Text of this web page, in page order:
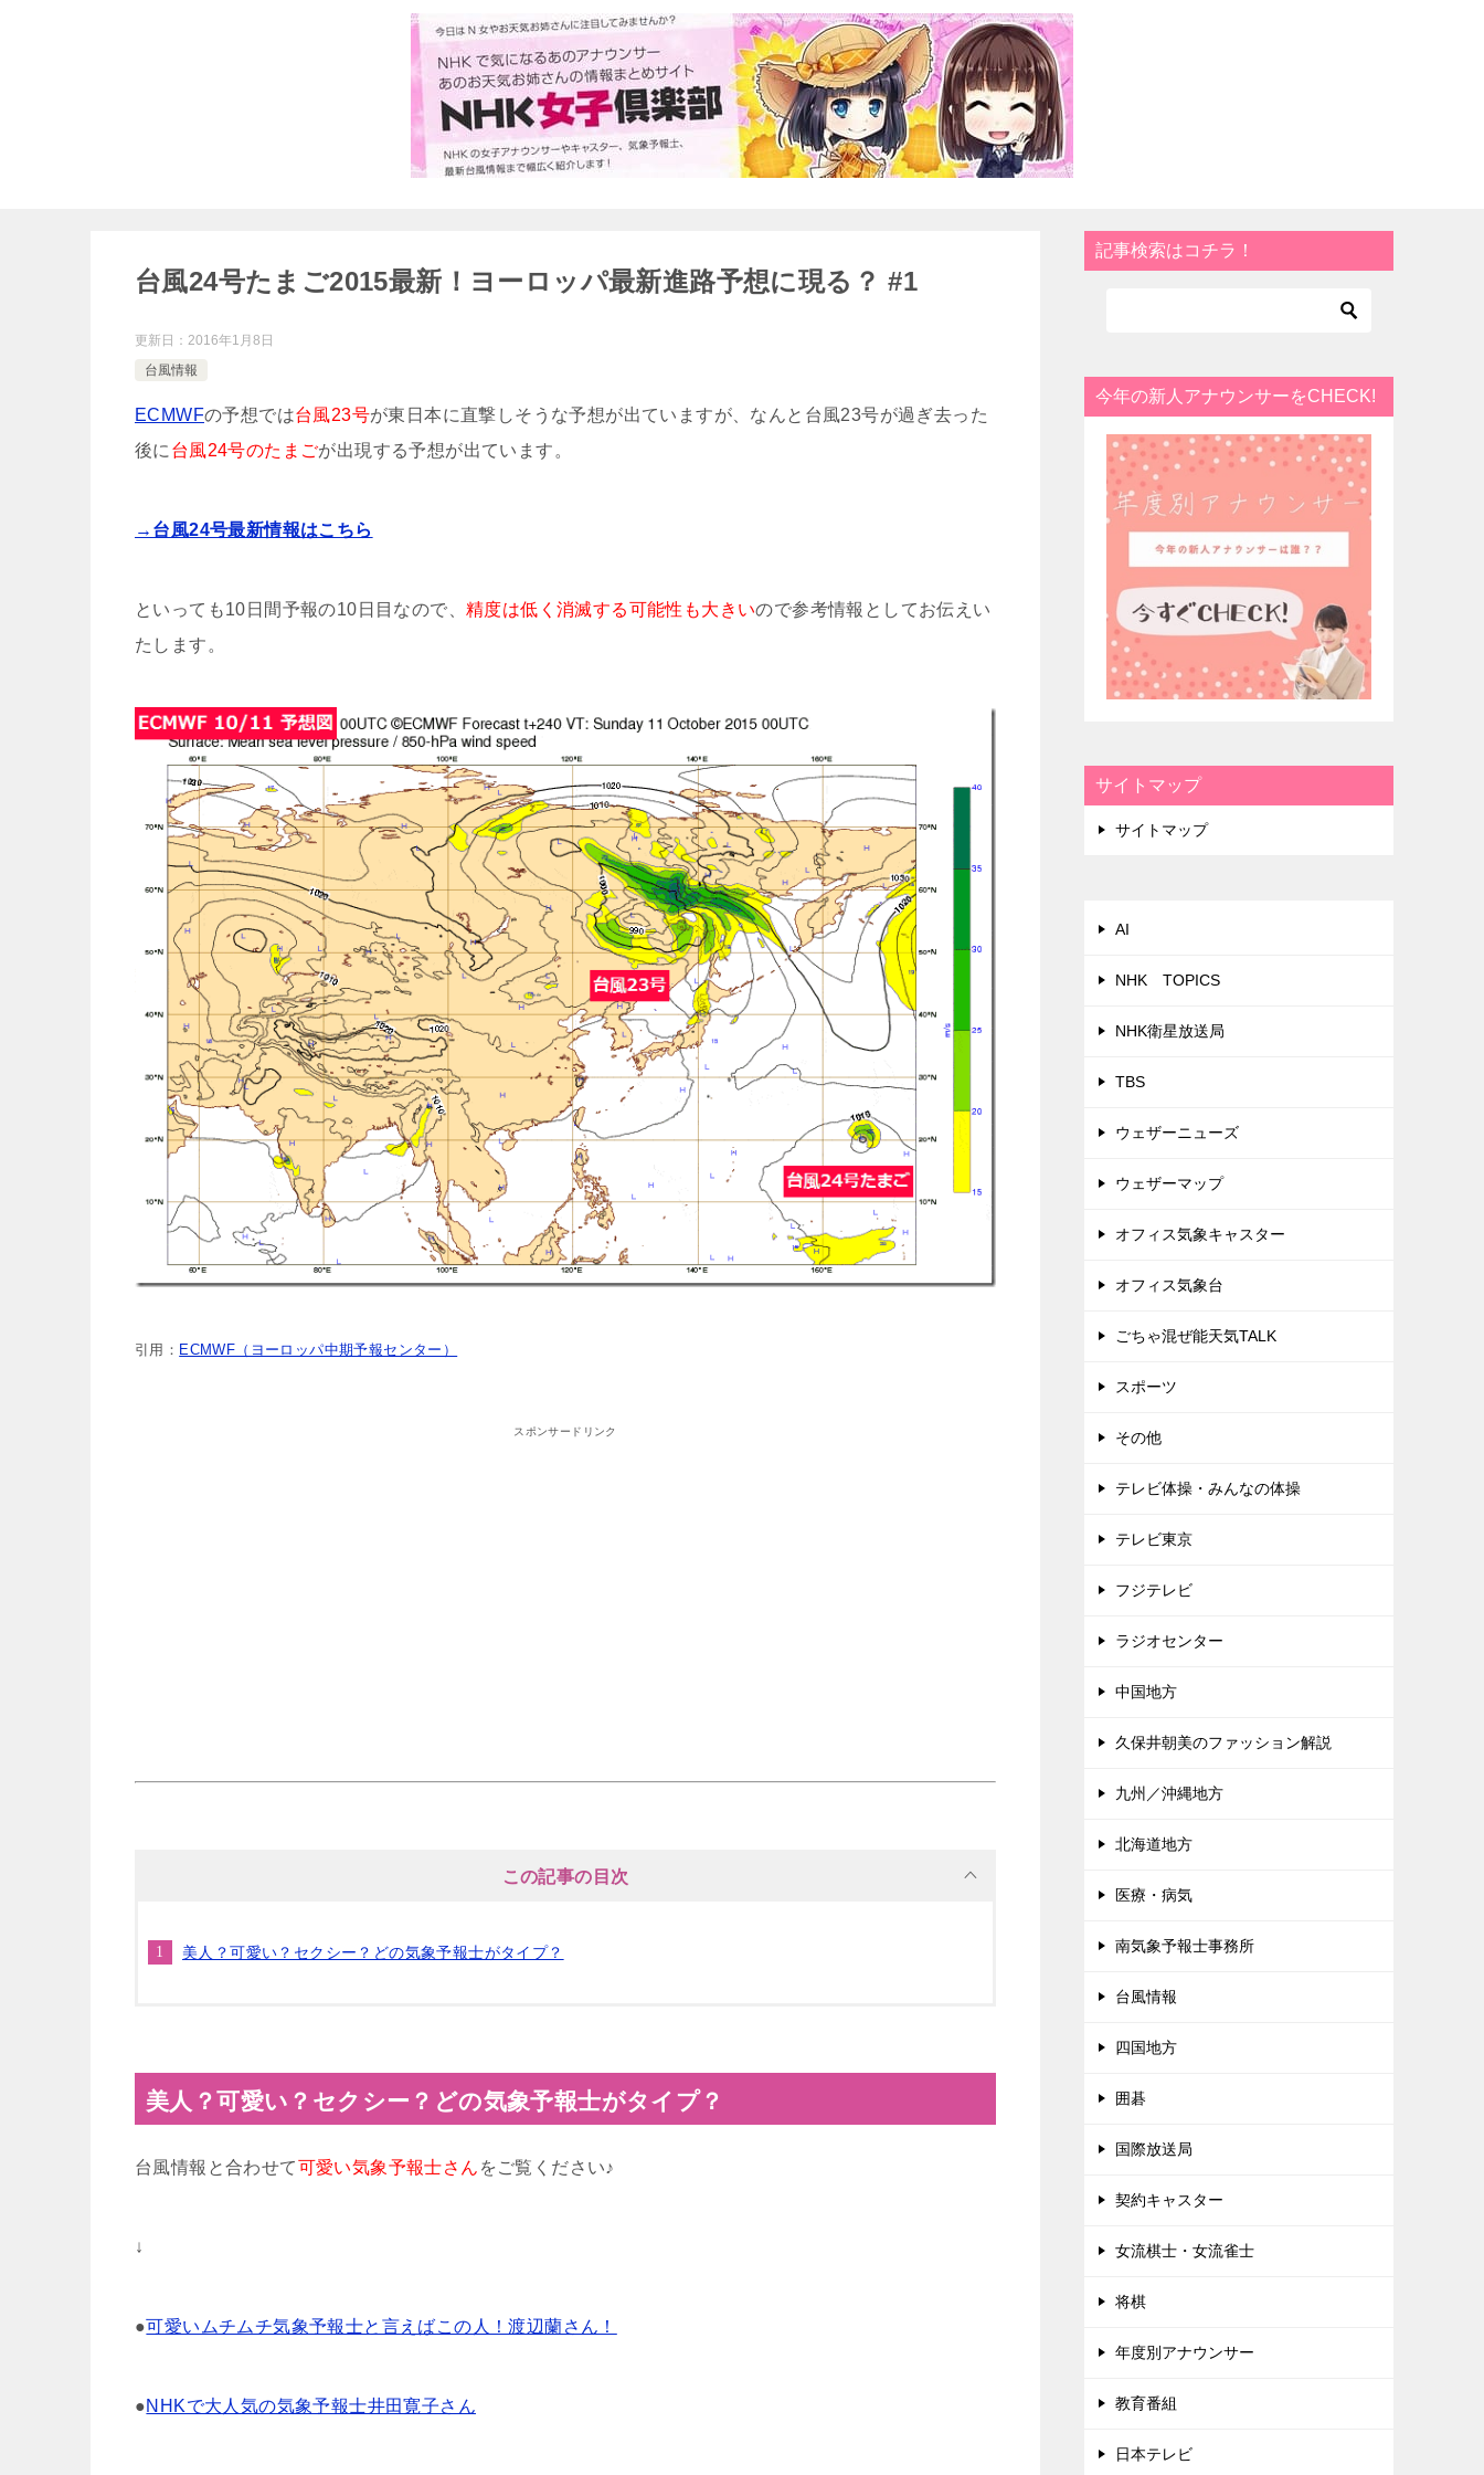
台風24号たまご2015最新！ヨーロッパ最新進路予想に現る？ #1
更新日： 2016年1月8日
台風情報
ECMWFの予想では台風23号が東日本に直撃しそうな予想が出ていますが、なんと台風23号が過ぎ去った
後に 台風24号のたまごが出現する予想が出ています。
→台風24号最新情報はこちら
といっても10日間予報の10日目なので、 精度は低く消滅する可能性も大きいので参考情報としてお伝えい
たします。
引用： ECMWF（ヨーロッパ中期予報センター）
スポンサードリンク
この記事の目次
美人？可愛い？セクシー？どの気象予報士がタイプ？
美人？可愛い？セクシー？どの気象予報士がタイプ？
台風情報と合わせて可愛い気象予報士さん をご覧ください♪
↓
●可愛いムチムチ気象予報士と言えばこの人！渡辺蘭さん！
●NHKで大人気の気象予報士井田寛子さん
記事検索はコチラ！
今年の新人アナウンサーをCHECK!
サイトマップ
サイトマップ
AI
NHK TOPICS
NHK衛星放送局
TBS
ウェザーニューズ
ウェザーマップ
オフィス気象キャスター
オフィス気象台
ごちゃ混ぜ能天気TALK
スポーツ
その他
テレビ体操・みんなの体操
テレビ東京
フジテレビ
ラジオセンター
中国地方
久保井朝美のファッション解説
九州／沖縄地方
北海道地方
医療・病気
南気象予報士事務所
台風情報
四国地方
囲碁
国際放送局
契約キャスター
女流棋士・女流雀士
将棋
年度別アナウンサー
教育番組
日本テレビ